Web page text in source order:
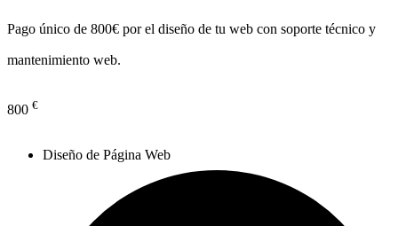
Pago único de 800€ por el diseño de tu web con soporte técnico y
mantenimiento web.
800 €
Diseño de Página Web